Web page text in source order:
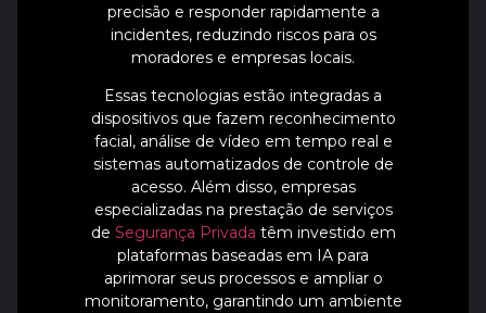
precisão e responder rapidamente a
incidentes, reduzindo riscos para os
moradores e empresas locais.
Essas tecnologias estão integradas a
dispositivos que fazem reconhecimento
facial, análise de vídeo em tempo real e
sistemas automatizados de controle de
acesso. Além disso, empresas
especializadas na prestação de serviços
de Segurança Privada têm investido em
plataformas baseadas em IA para
aprimorar seus processos e ampliar o
monitoramento, garantindo um ambiente